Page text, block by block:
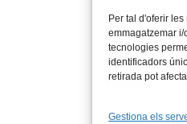
Per tal d'oferir
emmagatzemar i/
tecnologies
identificadors
retirada pot
Gestiona els